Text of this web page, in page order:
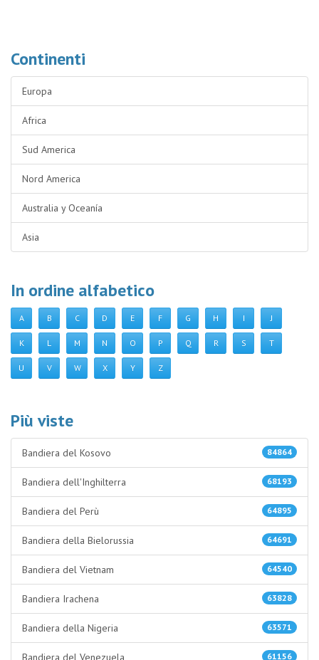
Continenti
Europa
Africa
Sud America
Nord America
Australia y Oceanía
Asia
In ordine alfabetico
A B C D E F G H I J
K L M N O P Q R S T
U V W X Y Z
Più viste
84864
Bandiera del Kosovo
68193
Bandiera dell'Inghilterra
64895
Bandiera del Perù
64691
Bandiera della Bielorussia
64540
Bandiera del Vietnam
63828
Bandiera Irachena
63571
Bandiera della Nigeria
61156
Bandiera del Venezuela